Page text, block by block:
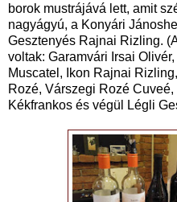
borok mustrájává lett, amit
nagyágyú, a Konyári
Gesztenyés Rajnai Rizling.
voltak: Garamvári Irsai
Muscatel, Ikon Rajnai
Rozé, Várszegi Rozé
Kékfrankos és végül Légli